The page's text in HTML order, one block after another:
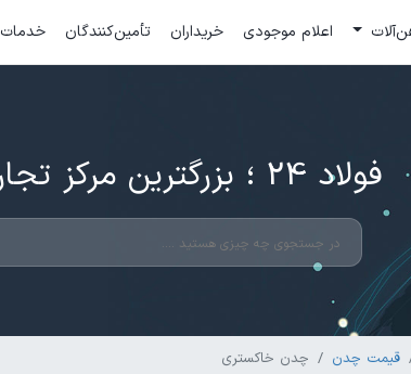
اعلام موجودی خریداران تأمین‌کنندگان خدمات
فولاد 24 ؛ بزرگترین مرکز تجارت آنلاین فلزات
قیمت چدن چدن خاکستری